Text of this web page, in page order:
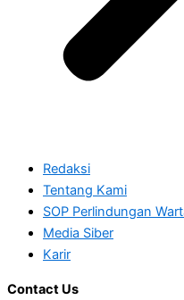
Redaksi
Tentang Kami
SOP Perlindungan
Media Siber
Karir
Contact Us